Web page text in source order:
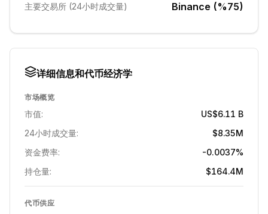
主要交易所 (24小时成交量) Binance (%75)
详细信息和代币经济学
市场概览
市值:
US$6.11 B
24小时成交量:
$8.35M
资金费率:
-0.0037%
持仓量:
$164.4M
代币供应